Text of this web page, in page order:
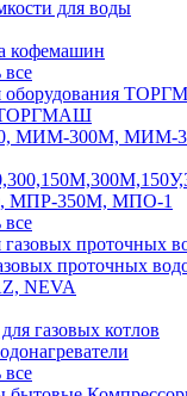
для воды
кофемашин
все
ТОРГМАШ
МИМ-300М, МИМ-
МПР-350М, МПО-1
все
проточных
NEVA
газовых котлов
все